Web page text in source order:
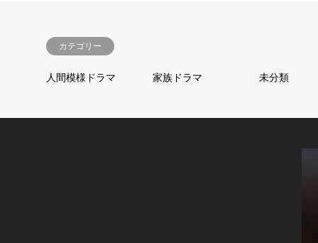
カテゴリー
人間模様ドラマ 家族ドラマ 未分類